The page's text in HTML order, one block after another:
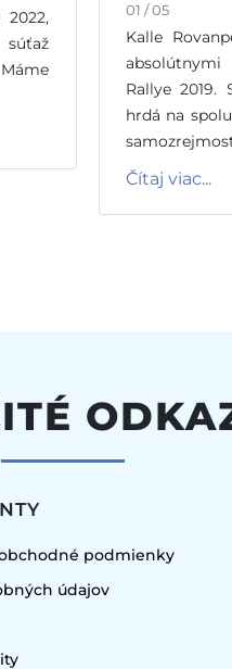
01 / 05
Kalle
Rallye 2019.
hrdá na
Čítaj viac...
podmienky
údajov